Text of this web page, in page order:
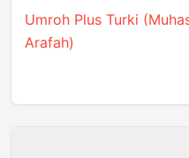
Umroh Plus Turki
Arafah)